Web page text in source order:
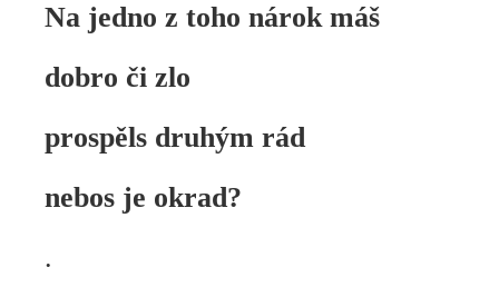
Na jedno z toho nárok máš
dobro či zlo
prospěls druhým rád
nebos je okrad?
.